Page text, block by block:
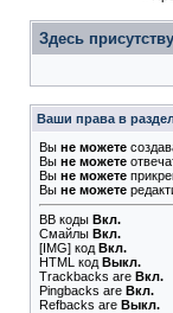
Здесь
Ваши права в
Вы не можете
Вы не можете
Вы не можете
Вы не можете
BB коды Вкл.
Смайлы Вкл.
[IMG] код Вкл.
HTML код Выкл.
Trackbacks are Вкл.
Pingbacks are Вкл.
Refbacks are Выкл.